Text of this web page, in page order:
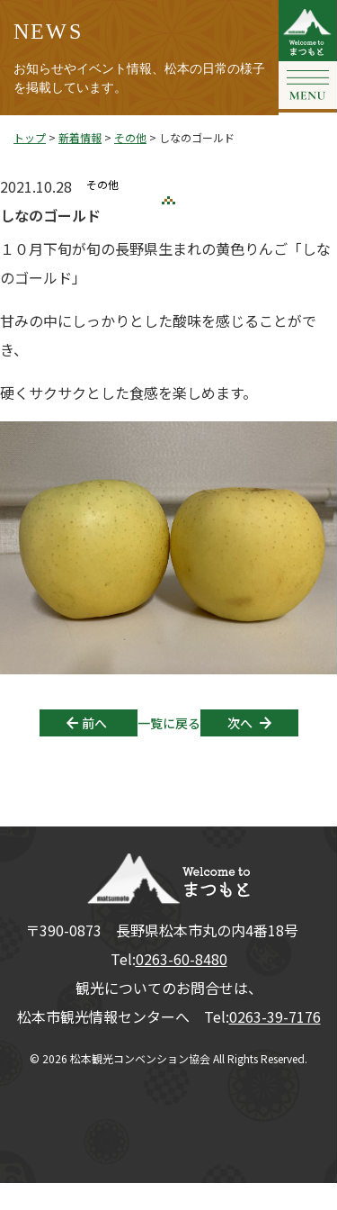
NEWS
お知らせやイベント情報、松本の日常の様子
を掲載しています。
トップ > 新着情報 > その他 > しなのゴールド
2021.10.28 その他
しなのゴールド
１０月下旬が旬の長野県生まれの黄色りんご「しな
のゴールド」
甘みの中にしっかりとした酸味を感じることがで
き、
硬くサクサクとした食感を楽しめます。
Post navigation
前へ 一覧に戻る 次へ
〒390-0873 長野県松本市丸の内4番18号
Tel:0263-60-8480
観光についてのお問合せは、
松本市観光情報センターへ Tel:0263-39-7176
© 2026 松本観光コンベンション協会All Rights Reserved.